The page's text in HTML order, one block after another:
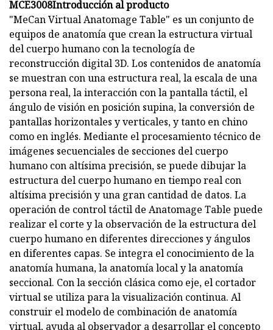
MCE3008Introducción al producto
"MeCan Virtual Anatomage Table" es un conjunto de
equipos de anatomía que crean la estructura virtual
del cuerpo humano con la tecnología de
reconstrucción digital 3D. Los contenidos de anatomía
se muestran con una estructura real, la escala de una
persona real, la interacción con la pantalla táctil, el
ángulo de visión en posición supina, la conversión de
pantallas horizontales y verticales, y tanto en chino
como en inglés. Mediante el procesamiento técnico de
imágenes secuenciales de secciones del cuerpo
humano con altísima precisión, se puede dibujar la
estructura del cuerpo humano en tiempo real con
altísima precisión y una gran cantidad de datos. La
operación de control táctil de Anatomage Table puede
realizar el corte y la observación de la estructura del
cuerpo humano en diferentes direcciones y ángulos
en diferentes capas. Se integra el conocimiento de la
anatomía humana, la anatomía local y la anatomía
seccional. Con la sección clásica como eje, el cortador
virtual se utiliza para la visualización continua. Al
construir el modelo de combinación de anatomía
virtual, ayuda al observador a desarrollar el concepto